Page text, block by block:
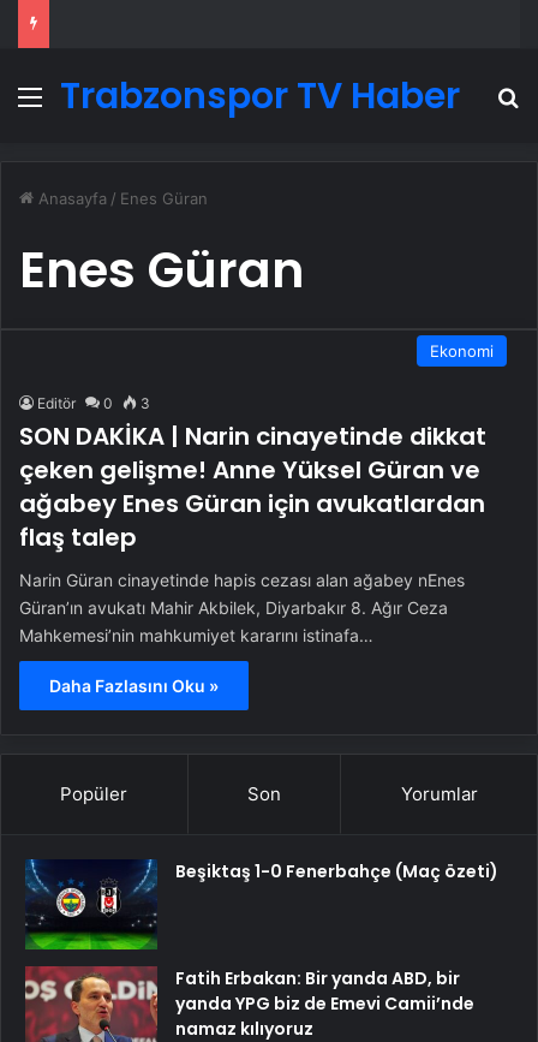
Menü
Trabzonspor TV Haber
Anasayfa / Enes Güran
Enes Güran
Ekonomi
Editör 0 3
SON DAKİKA | Narin cinayetinde dikkat
çeken gelişme! Anne Yüksel Güran ve
ağabey Enes Güran için avukatlardan
flaş talep
Narin Güran cinayetinde hapis cezası alan ağabey nEnes
Güran’ın avukatı Mahir Akbilek, Diyarbakır 8. Ağır Ceza
Mahkemesi’nin mahkumiyet kararını istinafa…
Daha Fazlasını Oku »
Popüler Son Yorumlar
Beşiktaş 1-0 Fenerbahçe (Maç özeti)
Fatih Erbakan: Bir yanda ABD, bir
yanda YPG biz de Emevi Camii’nde
namaz kılıyoruz